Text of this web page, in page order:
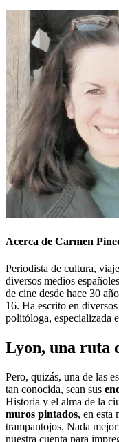
Acerca de Carmen
Periodista de cultura,
diversos medios
de cine desde hace 30
16. Ha escrito en
politóloga, especializada
Lyon, una ruta
Pero, quizás, una de las
tan conocida, sean sus
Historia y el alma de la
muros pintados, en esta
trampantojos. Nada
nuestra cuenta para